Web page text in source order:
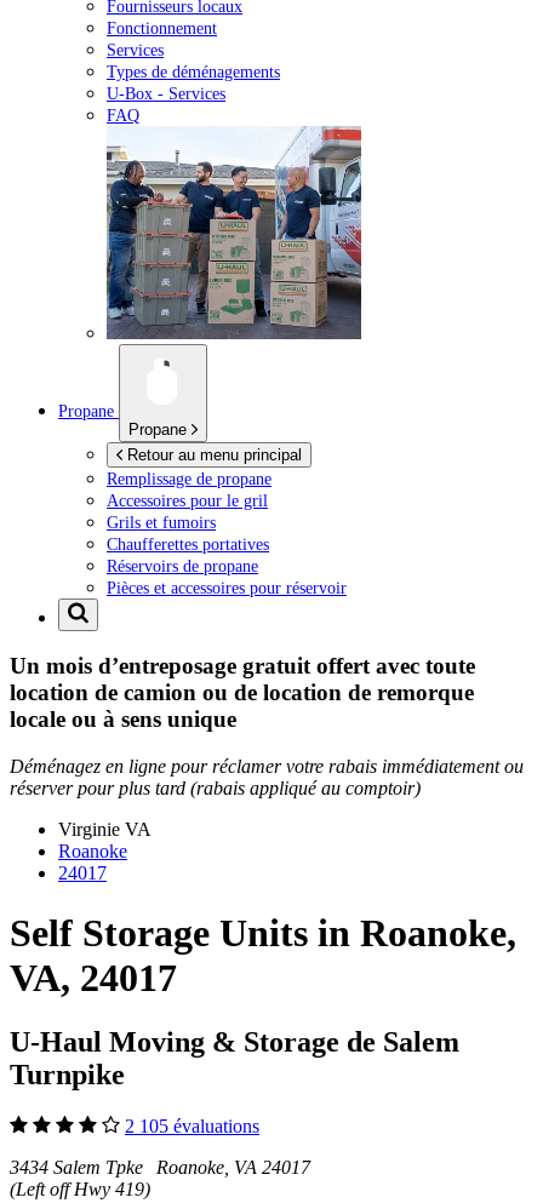
Fournisseurs locaux
Fonctionnement
Services
Types de déménagements
U-Box - Services
FAQ
Propane
Propane
Retour au menu principal
Remplissage de propane
Accessoires pour le gril
Grils et fumoirs
Chaufferettes portatives
Réservoirs de propane
Pièces et accessoires pour réservoir
Un mois d’entreposage gratuit offert avec toute
location de camion ou de location de remorque
locale ou à sens unique
Déménagez en ligne pour réclamer votre rabais immédiatement ou
réserver pour plus tard (rabais appliqué au comptoir)
Virginie VA
Roanoke
24017
Self Storage Units in Roanoke,
VA, 24017
U-Haul Moving & Storage de Salem
Turnpike
2 105 évaluations
3434 Salem Tpke Roanoke, VA 24017
(Left off Hwy 419)